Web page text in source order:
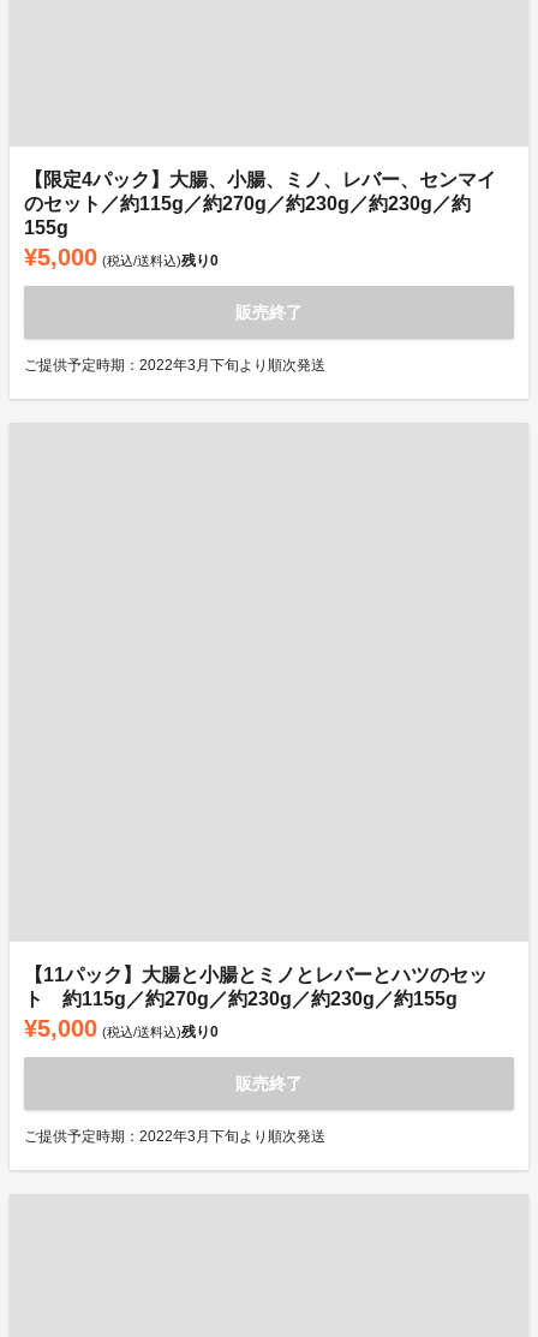
【限定4パック】大腸、小腸、ミノ、レバー、センマイ
のセット／約115g／約270g／約230g／約230g／約
155g
¥5,000 (税込/送料込)残り0
販売終了
ご提供予定時期：2022年3月下旬より順次発送
【11パック】大腸と小腸とミノとレバーとハツのセッ
ト 約115g／約270g／約230g／約230g／約155g
¥5,000 (税込/送料込)残り0
販売終了
ご提供予定時期：2022年3月下旬より順次発送